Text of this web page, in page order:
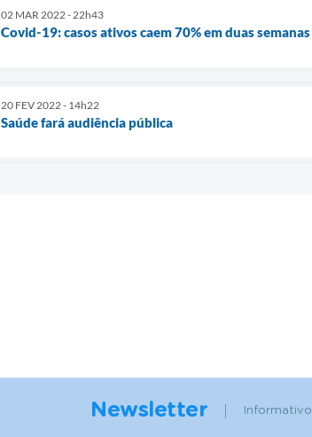
02 MAR 2022 - 22h43
Covid-19: casos ativos caem 70% em duas semanas
20 FEV 2022 - 14h22
Saúde fará audiência pública
Newsletter